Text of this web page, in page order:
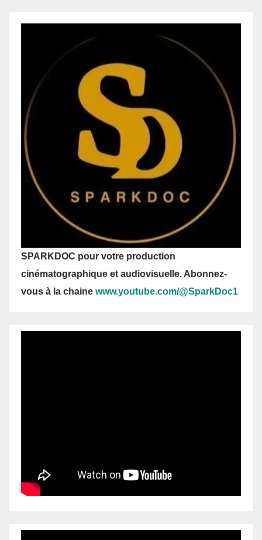
SPARKDOC pour votre production
cinématographique et audiovisuelle. Abonnez-
vous à la chaine www.youtube.com/@SparkDoc1